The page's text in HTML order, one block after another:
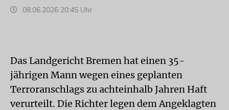
08.06.2026 20:45 Uhr
Das Landgericht Bremen hat einen 35-
jährigen Mann wegen eines geplanten
Terroranschlags zu achteinhalb Jahren Haft
verurteilt. Die Richter legen dem Angeklagten